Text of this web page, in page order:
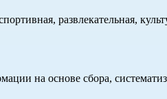
развлекательная,
на основе сбора,